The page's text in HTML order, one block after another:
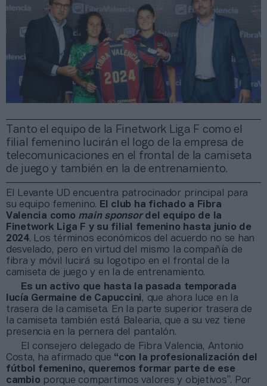
Tanto el equipo de la Finetwork Liga F como el
filial femenino lucirán el logo de la empresa de
telecomunicaciones en el frontal de la camiseta
de juego y también en la de entrenamiento.
El Levante UD encuentra patrocinador principal para
su equipo femenino. El club ha fichado a Fibra
Valencia como main sponsor del equipo de la
Finetwork Liga F y su filial femenino hasta junio de
2024. Los términos económicos del acuerdo no se han
desvelado, pero en virtud del mismo la compañía de
fibra y móvil lucirá su logotipo en el frontal de la
camiseta de juego y en la de entrenamiento.
Es un activo que hasta la pasada temporada
lucía Germaine de Capuccini , que ahora luce en la
trasera de la camiseta. En la parte superior trasera de
la camiseta también está Balearia, que a su vez tiene
presencia en la pernera del pantalón.
El consejero delegado de Fibra Valencia, Antonio
Costa, ha afirmado que “con la profesionalización del
fútbol femenino, queremos formar parte de ese
cambio porque compartimos valores y objetivos”. Por